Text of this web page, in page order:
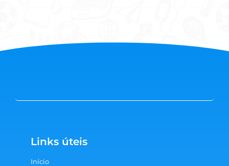
Links úteis
Início